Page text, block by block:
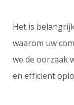
Het is
waarom uw
we de oorzaak
en efficient